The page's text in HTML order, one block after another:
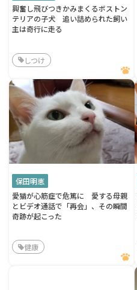
興奮し飛びつきかみまくるボストン
テリアの子犬 追い詰められた飼い
主は奇行に走る
しつけ
保田明恵
愛猫が心筋症で危篤に 愛する母親
とビデオ通話で「再会」、その瞬間
奇跡が起こった
健康